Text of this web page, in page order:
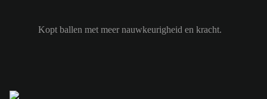
Kopt ballen met meer nauwkeurigheid en kracht.